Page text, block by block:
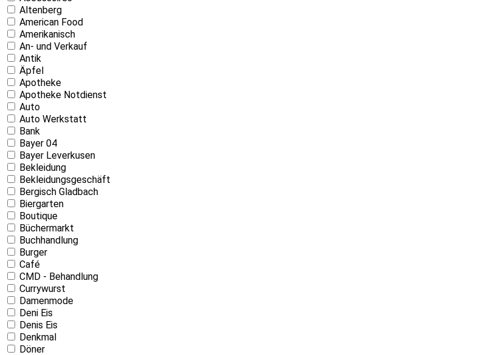
Altenberg
American Food
Amerikanisch
An- und Verkauf
Antik
Äpfel
Apotheke
Apotheke Notdienst
Auto
Auto Werkstatt
Bank
Bayer 04
Bayer Leverkusen
Bekleidung
Bekleidungsgeschäft
Bergisch Gladbach
Biergarten
Boutique
Büchermarkt
Buchhandlung
Burger
Café
CMD - Behandlung
Currywurst
Damenmode
Deni Eis
Denis Eis
Denkmal
Döner